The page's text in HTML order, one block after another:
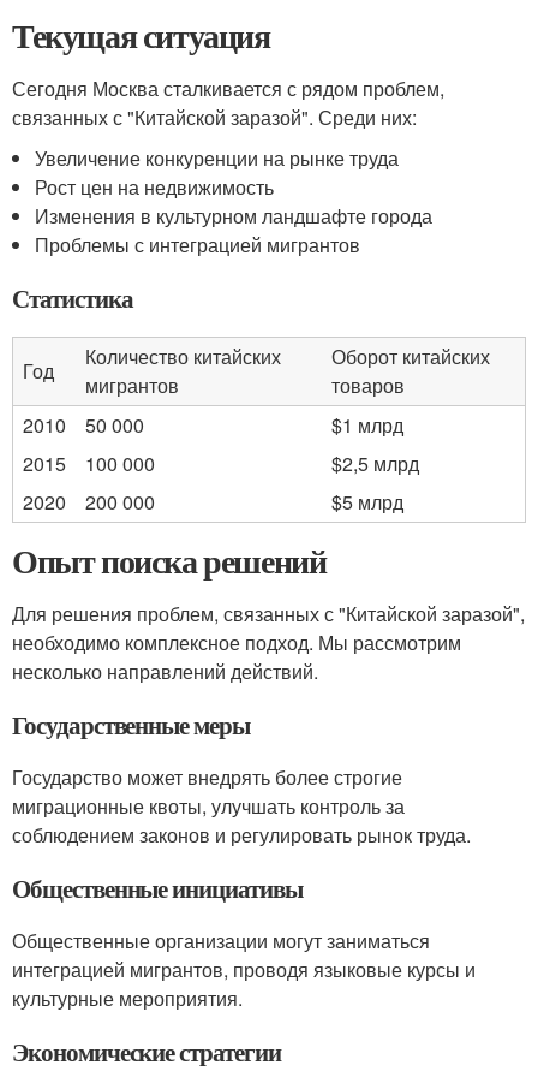
Текущая ситуация
Сегодня Москва сталкивается с рядом проблем,
связанных с "Китайской заразой". Среди них:
Увеличение конкуренции на рынке труда
Рост цен на недвижимость
Изменения в культурном ландшафте города
Проблемы с интеграцией мигрантов
Статистика
Год
Количество китайских
мигрантов
Оборот китайских
товаров
2010
50 000
$1 млрд
2015
100 000
$2,5 млрд
2020
200 000 $5 млрд
Опыт поиска решений
Для решения проблем, связанных с "Китайской заразой",
необходимо комплексное подход. Мы рассмотрим
несколько направлений действий.
Государственные меры
Государство может внедрять более строгие
миграционные квоты, улучшать контроль за
соблюдением законов и регулировать рынок труда.
Общественные инициативы
Общественные организации могут заниматься
интеграцией мигрантов, проводя языковые курсы и
культурные мероприятия.
Экономические стратегии